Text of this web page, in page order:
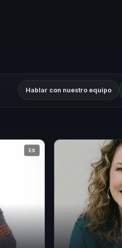
Hablar con nuestro equipo
ES